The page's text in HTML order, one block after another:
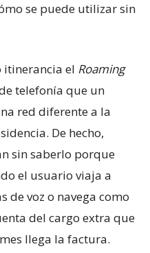
se puede utilizar sin
itinerancia el Roaming
telefonía que un
red diferente a la
De hecho,
sin saberlo porque
el usuario viaja a
de voz o navega como
del cargo extra que
llega la factura.